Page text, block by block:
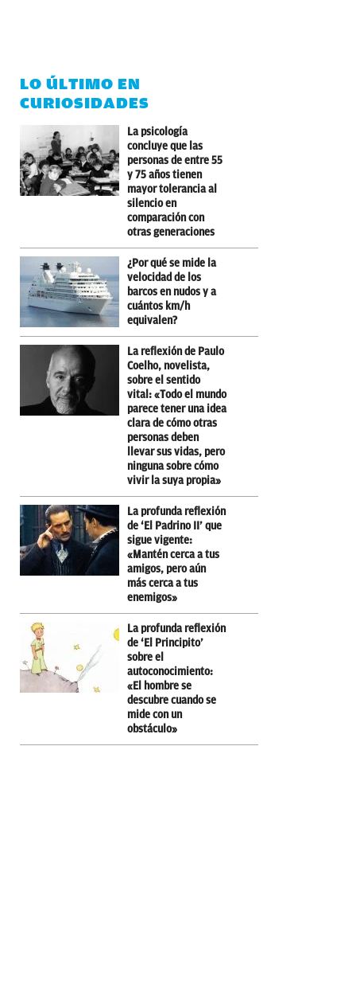
LO ÚLTIMO EN
CURIOSIDADES
La psicología
concluye que las
personas de entre 55
y 75 años tienen
mayor tolerancia al
silencio en
comparación con
otras generaciones
¿Por qué se mide la
velocidad de los
barcos en nudos y a
cuántos km/h
equivalen?
La reflexión de Paulo
Coelho, novelista,
sobre el sentido
vital: «Todo el mundo
parece tener una idea
clara de cómo otras
personas deben
llevar sus vidas, pero
ninguna sobre cómo
vivir la suya propia»
La profunda reflexión
de ‘El Padrino II’ que
sigue vigente:
«Mantén cerca a tus
amigos, pero aún
más cerca a tus
enemigos»
La profunda reflexión
de ‘El Principito’
sobre el
autoconocimiento:
«El hombre se
descubre cuando se
mide con un
obstáculo»